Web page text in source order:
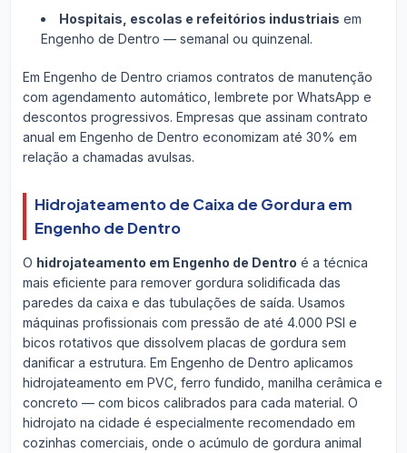
Hospitais, escolas e refeitórios industriais em
Engenho de Dentro — semanal ou quinzenal.
Em Engenho de Dentro criamos contratos de manutenção
com agendamento automático, lembrete por WhatsApp e
descontos progressivos. Empresas que assinam contrato
anual em Engenho de Dentro economizam até 30% em
relação a chamadas avulsas.
Hidrojateamento de Caixa de Gordura em
Engenho de Dentro
O hidrojateamento em Engenho de Dentro é a técnica
mais eficiente para remover gordura solidificada das
paredes da caixa e das tubulações de saída. Usamos
máquinas profissionais com pressão de até 4.000 PSI e
bicos rotativos que dissolvem placas de gordura sem
danificar a estrutura. Em Engenho de Dentro aplicamos
hidrojateamento em PVC, ferro fundido, manilha cerâmica e
concreto — com bicos calibrados para cada material. O
hidrojato na cidade é especialmente recomendado em
cozinhas comerciais, onde o acúmulo de gordura animal